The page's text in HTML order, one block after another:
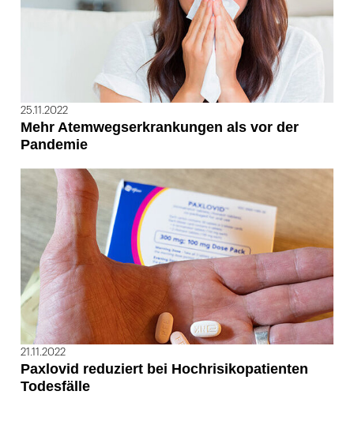
25.11.2022
Mehr Atemwegserkrankungen als vor der
Pandemie
21.11.2022
Paxlovid reduziert bei Hochrisikopatienten
Todesfälle